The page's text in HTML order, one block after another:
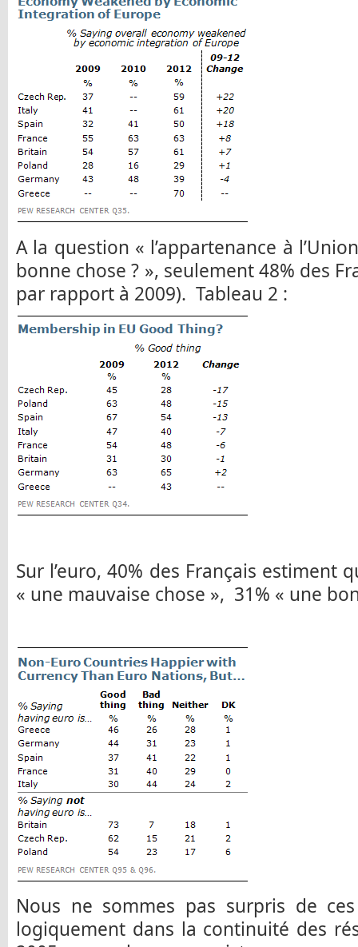
A la question « l’appartenance à
bonne chose ? », seulement 48% des
par rapport à 2009). Tableau 2 :
Sur l’euro, 40% des Français estiment
« une mauvaise chose », 31% « une
Nous ne sommes pas surpris de
logiquement dans la continuité des